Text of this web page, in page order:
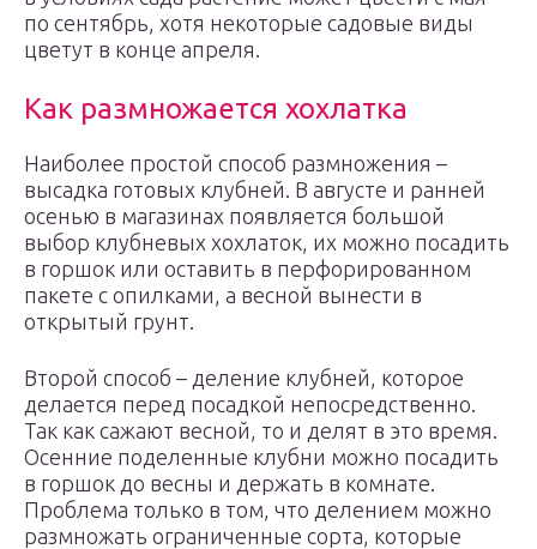
по сентябрь, хотя некоторые садовые виды
цветут в конце апреля.
Как размножается хохлатка
Наиболее простой способ размножения –
высадка готовых клубней. В августе и ранней
осенью в магазинах появляется большой
выбор клубневых хохлаток, их можно посадить
в горшок или оставить в перфорированном
пакете с опилками, а весной вынести в
открытый грунт.
Второй способ – деление клубней, которое
делается перед посадкой непосредственно.
Так как сажают весной, то и делят в это время.
Осенние поделенные клубни можно посадить
в горшок до весны и держать в комнате.
Проблема только в том, что делением можно
размножать ограниченные сорта, которые